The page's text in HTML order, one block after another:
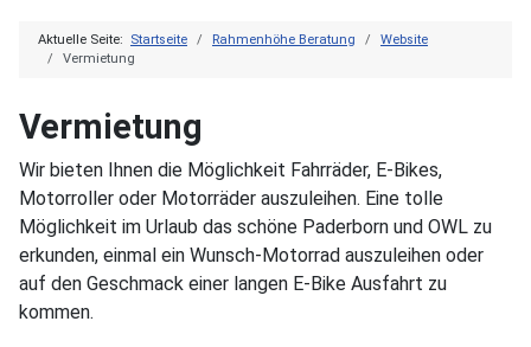
Aktuelle Seite: Startseite Rahmenhöhe Beratung
Website
Vermietung
Vermietung
Wir bieten Ihnen die Möglichkeit Fahrräder, E-Bikes,
Motorroller oder Motorräder auszuleihen. Eine tolle
Möglichkeit im Urlaub das schöne Paderborn und OWL zu
erkunden, einmal ein Wunsch-Motorrad auszuleihen oder
auf den Geschmack einer langen E-Bike Ausfahrt zu
kommen.